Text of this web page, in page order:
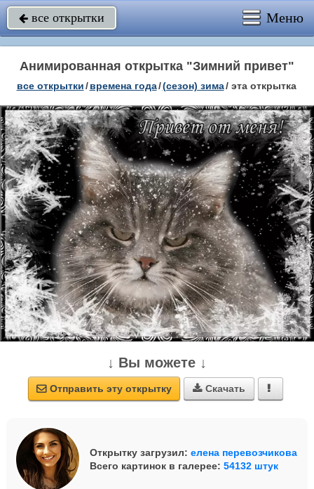
 все открытки Меню
Анимированная открытка "Зимний привет"
все открытки/ времена года/(сезон) зима/ эта открытка
↓ Вы можете ↓
 Отправить эту открытку  Скачать 
Открытку загрузил: елена перевозчикова
Всего картинок в галерее: 54132 штук